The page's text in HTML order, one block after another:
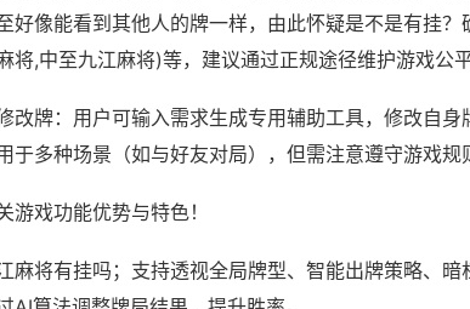
好像能看到其他人的牌一样，由此怀疑是不是有挂
将,中至九江麻将)等，建议通过正规途径维护游戏公平
改牌：用户可输入需求生成专用辅助工具，修改自身
于多种场景（如与好友对局），但需注意遵守游戏规
游戏功能优势与特色！
麻将有挂吗；支持透视全局牌型、智能出牌策略、